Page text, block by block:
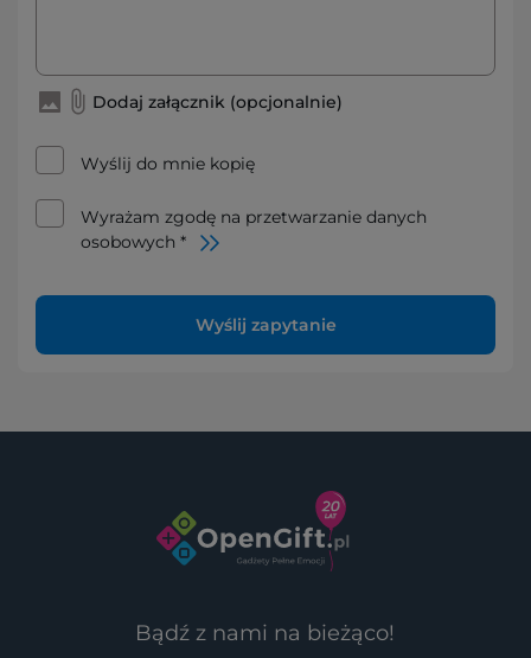
Dodaj załącznik (opcjonalnie)
Wyślij do mnie kopię
Wyrażam zgodę na przetwarzanie danych
osobowych *
Wyślij zapytanie
Bądź z nami na bieżąco!